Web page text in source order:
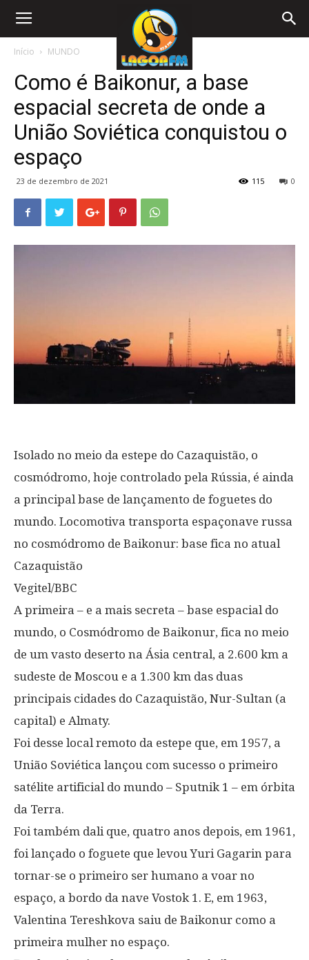
Início MUNDO
Como é Baikonur, a base
espacial secreta de onde a
União Soviética conquistou o
espaço
23 de dezembro de 2021 0
115
Isolado no meio da estepe do Cazaquistão, o
cosmódromo, hoje controlado pela Rússia, é ainda
a principal base de lançamento de foguetes do
mundo. Locomotiva transporta espaçonave russa
no cosmódromo de Baikonur: base fica no atual
Cazaquistão
Vegitel/BBC
A primeira – e a mais secreta – base espacial do
mundo, o Cosmódromo de Baikonur, fica no meio
de um vasto deserto na Ásia central, a 2.600 km a
sudeste de Moscou e a 1.300 km das duas
principais cidades do Cazaquistão, Nur-Sultan (a
capital) e Almaty.
Foi desse local remoto da estepe que, em 1957, a
União Soviética lançou com sucesso o primeiro
satélite artificial do mundo – Sputnik 1 – em órbita
da Terra.
Foi também dali que, quatro anos depois, em 1961,
foi lançado o foguete que levou Yuri Gagarin para
tornar-se o primeiro ser humano a voar no
espaço, a bordo da nave Vostok 1. E, em 1963,
Valentina Tereshkova saiu de Baikonur como a
primeira mulher no espaço.